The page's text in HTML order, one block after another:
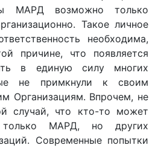
МАРД возможно только
Такое личное
необходима,
причине, что появляется
в единую силу многих
не примкнули к своим
Организациям. Впрочем, не
случай, что кто-то может
МАРД, но других
Современные попытки